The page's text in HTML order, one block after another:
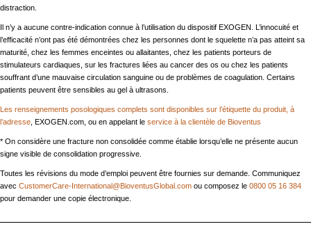
distraction.
Il n’y a aucune contre-indication connue à l’utilisation du dispositif EXOGEN. L’innocuité et
l’efficacité n’ont pas été démontrées chez les personnes dont le squelette n’a pas atteint sa
maturité, chez les femmes enceintes ou allaitantes, chez les patients porteurs de
stimulateurs cardiaques, sur les fractures liées au cancer des os ou chez les patients
souffrant d’une mauvaise circulation sanguine ou de problèmes de coagulation. Certains
patients peuvent être sensibles au gel à ultrasons.
Les renseignements posologiques complets sont disponibles sur l’étiquette du produit, à
l’adresse , EXOGEN.com, ou en appelant le service à la clientèle de Bioventus
* On considère une fracture non consolidée comme établie lorsqu’elle ne présente aucun
signe visible de consolidation progressive.
Toutes les révisions du mode d’emploi peuvent être fournies sur demande. Communiquez
avec CustomerCare-International@BioventusGlobal.com ou composez le 0800 05 16 384
pour demander une copie électronique.